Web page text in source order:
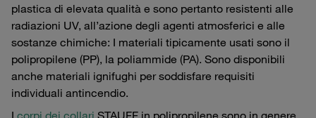
plastica di elevata qualità e sono pertanto resistenti alle
radiazioni UV, all’azione degli agenti atmosferici e alle
sostanze chimiche: I materiali tipicamente usati sono il
polipropilene (PP), la poliammide (PA). Sono disponibili
anche materiali ignifughi per soddisfare requisiti
individuali antincendio.
I corpi dei collari STAUFF in polipropilene sono in genere